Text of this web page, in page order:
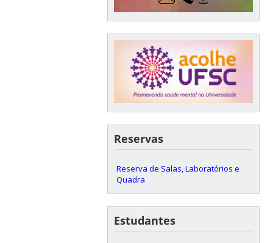
Reservas
Reserva de Salas, Laboratórios e
Quadra
Estudantes